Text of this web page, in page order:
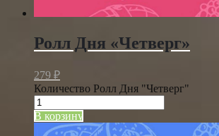
Ролл Дня «Четверг»
279 ₽
Количество Ролл Дня "Четверг"
В корзину